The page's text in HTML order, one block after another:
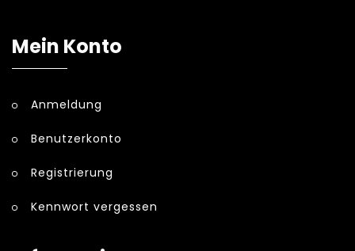
Mein Konto
Anmeldung
Benutzerkonto
Registrierung
Kennwort vergessen